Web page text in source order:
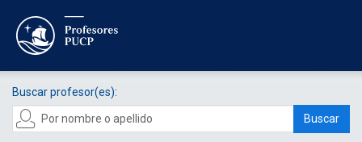
Buscar profesor(es):
Buscar